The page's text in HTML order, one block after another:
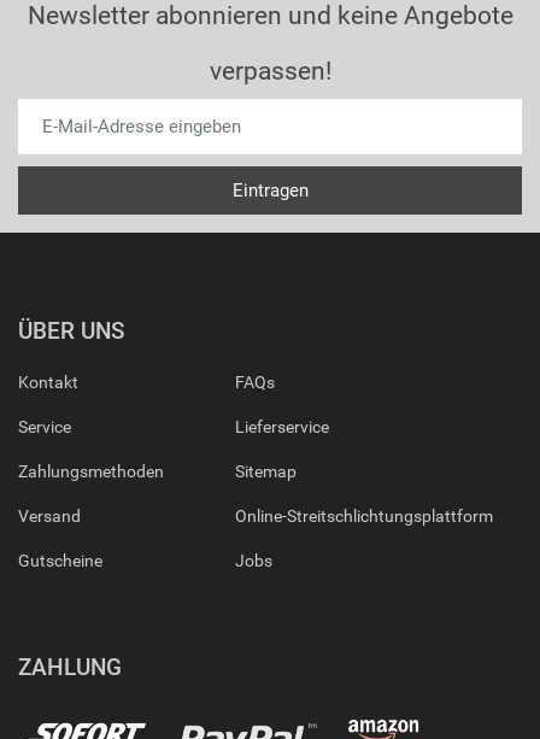
Newsletter abonnieren und keine Angebote
verpassen!
ÜBER UNS
Kontakt
Service
Zahlungsmethoden
Versand
Gutscheine
FAQs
Lieferservice
Sitemap
Online-Streitschlichtungsplattform
Jobs
ZAHLUNG